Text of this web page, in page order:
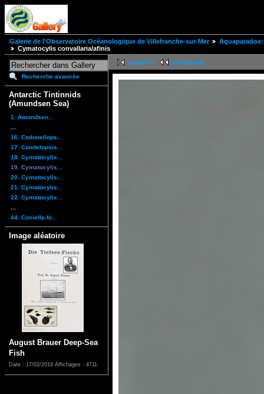
Galerie de l'Observatoire Océanologique de Villefranche-sur-Mer
Cymatocylis convallaria/afinis
Recherche avancée
Antarctic Tintinnids
(Amundsen Sea)
1. Amundsen...
16. Codonellops...
17. Condelopsis...
18. Cymatocylis...
19. Cymatocylis...
20. Cymatocylis...
21. Cymatocylis...
22. Cymatocylis...
44. Coxiella-fo...
Image aléatoire
August Brauer Deep-Sea
Fish
Date : 17/02/2019 Affichages : 4711
première précédente